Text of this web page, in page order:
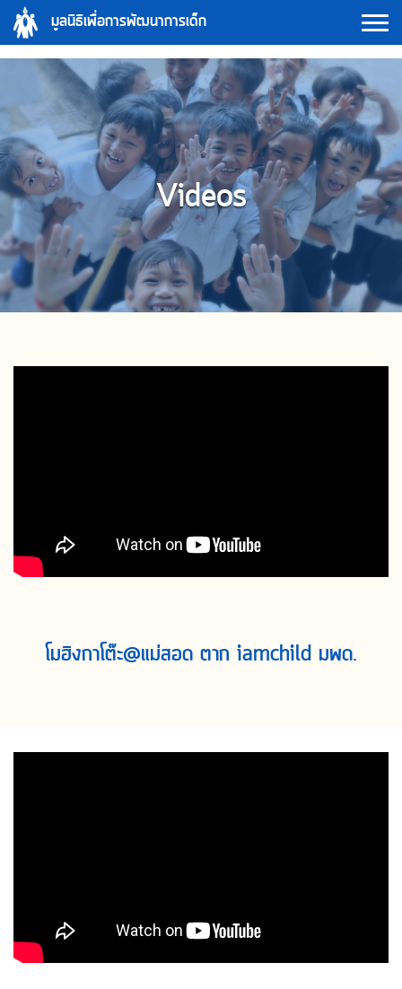
Skip
content
Search
มูลนิธิเพื่อการพัฒนาการเด็ก
Videos
โมฮิงกาโต๊ะ@แม่สอด ตาก iamchild มพด.